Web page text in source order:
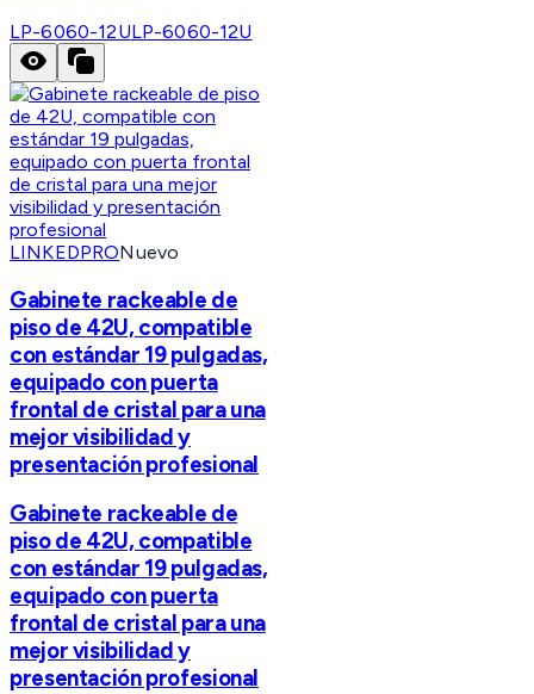
LP-6060-12ULP-6060-12U
LINKEDPRONuevo
Gabinete rackeable de
piso de 42U, compatible
con estándar 19 pulgadas,
equipado con puerta
frontal de cristal para una
mejor visibilidad y
presentación profesional
Gabinete rackeable de
piso de 42U, compatible
con estándar 19 pulgadas,
equipado con puerta
frontal de cristal para una
mejor visibilidad y
presentación profesional